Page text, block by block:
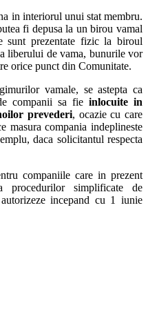
in interiorul unui stat membru.
fi depusa la un birou vamal
sunt prezentate fizic la biroul
liberului de vama, bunurile vor
orice punct din Comunitate.
vamale, se astepta ca
companii sa fie inlocuite in
prevederi, ocazie cu care
masura compania indeplineste
daca solicitantul respecta
companiile care in prezent
procedurilor simplificate de
incepand cu 1 iunie